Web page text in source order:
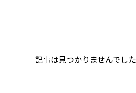
記事は見つかりませんでした